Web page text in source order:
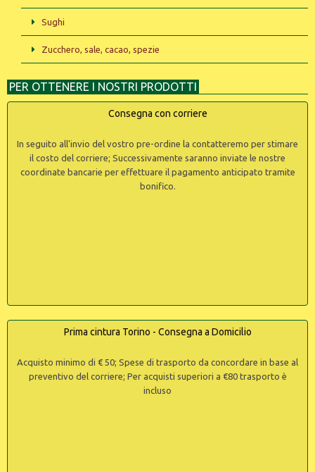
Sughi
Zucchero, sale, cacao, spezie
PER OTTENERE I NOSTRI PRODOTTI
Consegna con corriere
In seguito all'invio del vostro pre-ordine la contatteremo per stimare
il costo del corriere; Successivamente saranno inviate le nostre
coordinate bancarie per effettuare il pagamento anticipato tramite
bonifico.
Prima cintura Torino - Consegna a Domicilio
Acquisto minimo di € 50; Spese di trasporto da concordare in base al
preventivo del corriere; Per acquisti superiori a €80 trasporto è
incluso